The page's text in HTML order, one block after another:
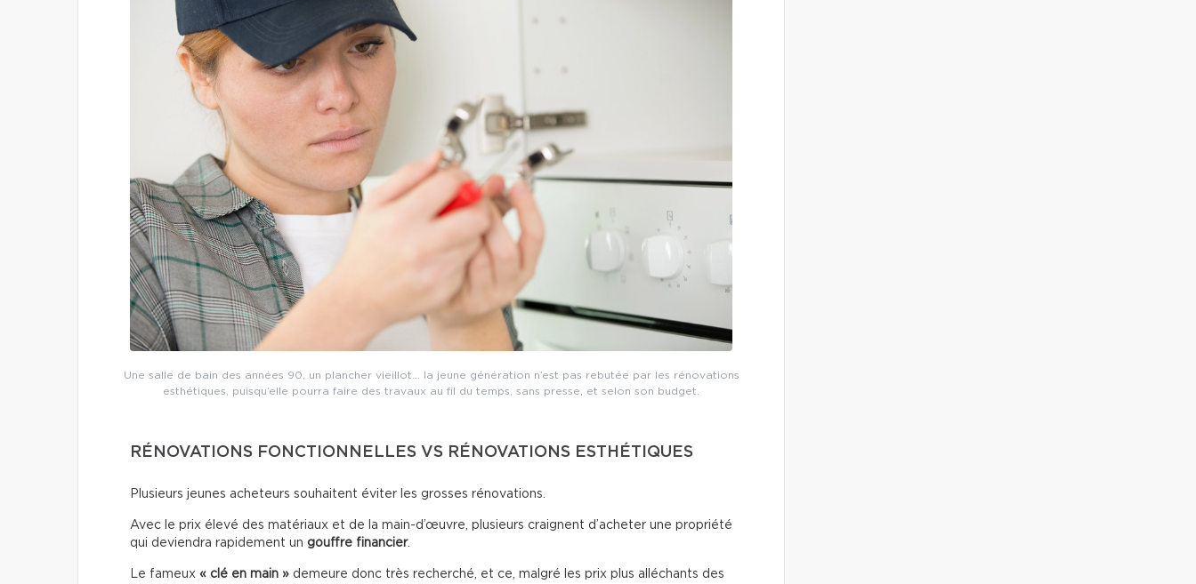
Une salle de bain des années 90, un plancher vieillot… la jeune génération n’est pas rebutée par les rénovations
esthétiques, puisqu’elle pourra faire des travaux au fil du temps, sans presse, et selon son budget.
RÉNOVATIONS FONCTIONNELLES VS RÉNOVATIONS ESTHÉTIQUES
Plusieurs jeunes acheteurs souhaitent éviter les grosses rénovations.
Avec le prix élevé des matériaux et de la main-d’œuvre, plusieurs craignent d’acheter une propriété
qui deviendra rapidement un gouffre financier.
Le fameux « clé en main » demeure donc très recherché, et ce, malgré les prix plus alléchants des